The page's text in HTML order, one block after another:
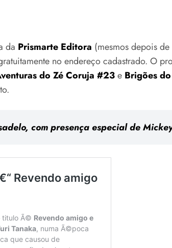
da Prismarte Editora (mesmos depois
no endereço cadastrado. O
do Zé Coruja #23e Brigões
com presença especial de